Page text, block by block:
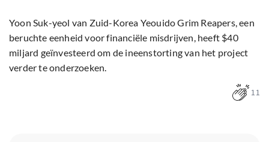
Yoon Suk-yeol van Zuid-Korea Yeouido Grim Reapers, een
beruchte eenheid voor financiële misdrijven, heeft $40
miljard geïnvesteerd om de ineenstorting van het project
verder te onderzoeken.
11